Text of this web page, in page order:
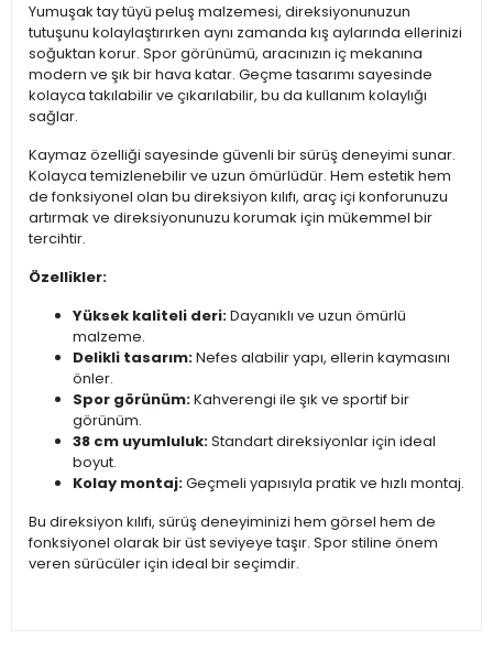
Yumuşak tay tüyü peluş malzemesi, direksiyonunuzun
tutuşunu kolaylaştırırken aynı zamanda kış aylarında ellerinizi
soğuktan korur. Spor görünümü, aracınızın iç mekanına
modern ve şık bir hava katar. Geçme tasarımı sayesinde
kolayca takılabilir ve çıkarılabilir, bu da kullanım kolaylığı
sağlar.
Kaymaz özelliği sayesinde güvenli bir sürüş deneyimi sunar.
Kolayca temizlenebilir ve uzun ömürlüdür. Hem estetik hem
de fonksiyonel olan bu direksiyon kılıfı, araç içi konforunuzu
artırmak ve direksiyonunuzu korumak için mükemmel bir
tercihtir.
Özellikler:
Yüksek kaliteli deri:Dayanıklı ve uzun ömürlü
malzeme.
Delikli tasarım:Nefes alabilir yapı, ellerin kaymasını
önler.
Spor görünüm:Kahverengi ile şık ve sportif bir
görünüm.
38 cm uyumluluk:Standart direksiyonlar için ideal
boyut.
Kolay montaj:Geçmeli yapısıyla pratik ve hızlı montaj.
Bu direksiyon kılıfı, sürüş deneyiminizi hem görsel hem de
fonksiyonel olarak bir üst seviyeye taşır. Spor stiline önem
veren sürücüler için ideal bir seçimdir.